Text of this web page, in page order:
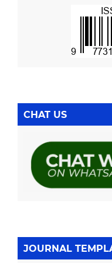
CHAT US
JOURNAL